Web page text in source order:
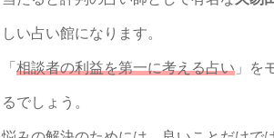
しい占い館になります。
「 相談者の利益を第一に考える占い」を
るでしょう。